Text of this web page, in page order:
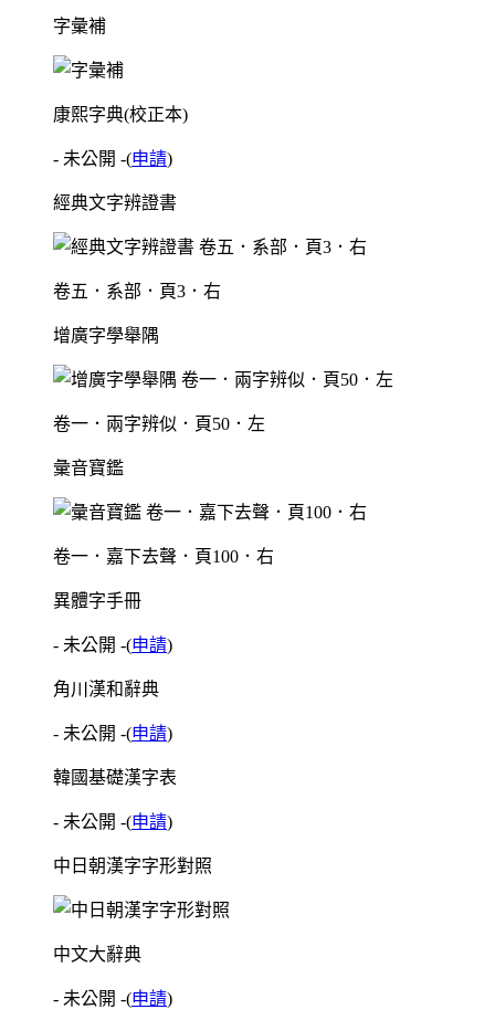
字彙補
康熙字典(校正本)
- 未公開 -(申請)
經典文字辨證書
卷五．系部．頁3．右
增廣字學舉隅
卷一．兩字辨似．頁50．左
彙音寶鑑
卷一．嘉下去聲．頁100．右
異體字手冊
- 未公開 -(申請)
角川漢和辭典
- 未公開 -(申請)
韓國基礎漢字表
- 未公開 -(申請)
中日朝漢字字形對照
中文大辭典
- 未公開 -(申請)